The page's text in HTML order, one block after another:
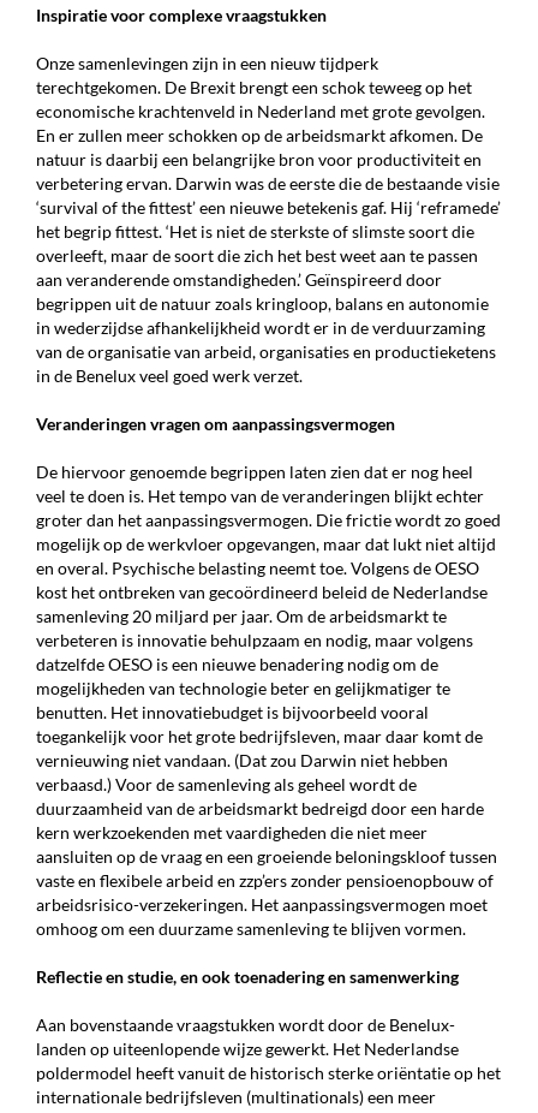
Inspiratie voor complexe vraagstukken
Onze samenlevingen zijn in een nieuw tijdperk
terechtgekomen. De Brexit brengt een schok teweeg op het
economische krachtenveld in Nederland met grote gevolgen.
En er zullen meer schokken op de arbeidsmarkt afkomen. De
natuur is daarbij een belangrijke bron voor productiviteit en
verbetering ervan. Darwin was de eerste die de bestaande visie
‘survival of the fittest’ een nieuwe betekenis gaf. Hij ‘reframede’
het begrip fittest. ‘Het is niet de sterkste of slimste soort die
overleeft, maar de soort die zich het best weet aan te passen
aan veranderende om­standigheden.’ Geïnspireerd door
begrippen uit de natuur zoals kringloop, balans en autonomie
in wederzijdse afhankelijkheid wordt er in de verduurzaming
van de organisatie van arbeid, organisaties en productieketens
in de Benelux veel goed werk verzet.
Veranderingen vragen om aanpassingsvermogen
De hiervoor genoemde begrippen laten zien dat er nog heel
veel te doen is. Het tempo van de ver­anderingen blijkt echter
groter dan het aanpassingsvermogen. Die frictie wordt zo goed
mogelijk op de werkvloer opgevangen, maar dat lukt niet altijd
en overal. Psychische belasting neemt toe. Volgens de OESO
kost het ontbreken van gecoördineerd beleid de Nederlandse
samenleving 20 miljard per jaar. Om de arbeidsmarkt te
verbeteren is innovatie behulpzaam en nodig, maar volgens
datzelfde OESO is een nieuwe benadering nodig om de
mogelijkheden van technologie beter en gelijkmatiger te
benutten. Het innovatiebudget is bijvoorbeeld vooral
toegankelijk voor het grote bedrijfsleven, maar daar komt de
vernieuwing niet vandaan. (Dat zou Darwin niet hebben
verbaasd.) Voor de samenleving als geheel wordt de
duurzaamheid van de arbeidsmarkt bedreigd door een har­de
kern werkzoekenden met vaardigheden die niet meer
aansluiten op de vraag en een groeiende beloningskloof tussen
vaste en flexibele arbeid en zzp’ers zonder pensioenopbouw of
arbeidsrisico-verzekeringen. Het aanpassingsvermogen moet
omhoog om een duurzame samenleving te blijven vormen.
Reflectie en studie, en ook toenadering en samenwerking
Aan bovenstaande vraagstukken wordt door de Benelux-
landen op uiteenlopende wijze gewerkt. Het Nederlandse
poldermodel heeft vanuit de historisch sterke oriëntatie op het
internationale bedrijfs­leven (multinationals) een meer